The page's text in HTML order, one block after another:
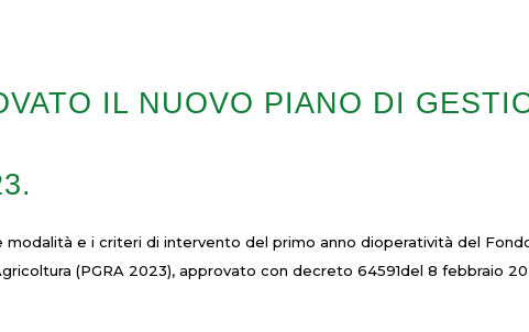
IL NUOVO PIANO DI
modalità e i criteri di intervento del primo anno dioperatività del
(PGRA 2023), approvato con decreto 64591del 8 febbraio